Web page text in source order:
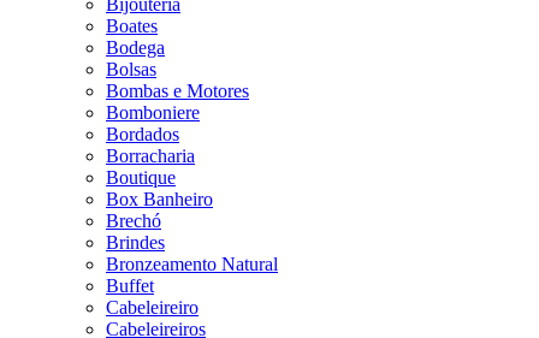
Bijouteria
Boates
Bodega
Bolsas
Bombas e Motores
Bomboniere
Bordados
Borracharia
Boutique
Box Banheiro
Brechó
Brindes
Bronzeamento Natural
Buffet
Cabeleireiro
Cabeleireiros